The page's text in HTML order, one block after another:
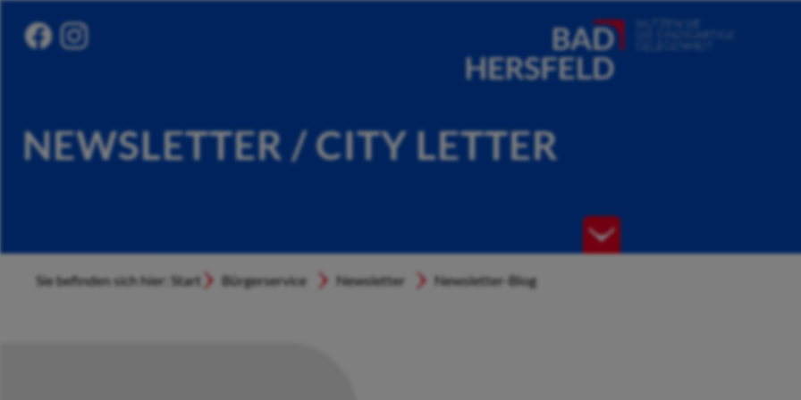
NEWSLETTER / CITY LETTER
Sie befinden sich hier: Start Bürgerservice Newsletter Newsletter-Blog